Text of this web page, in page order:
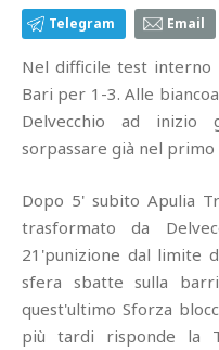
Telegram Email
Nel difficile test interno
Bari per 1-3. Alle
Delvecchio ad inizio
sorpassare già nel
Dopo 5' subito Apulia
trasformato da
21'punizione dal limite
sfera sbatte sulla
quest'ultimo Sforza
più tardi risponde la